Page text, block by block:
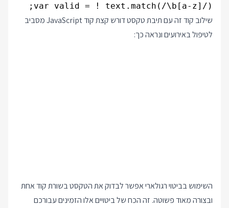
var valid = ! text.match(/\b[a-z]/);
שילוב קוד זה עם תיבת טקסט דורש קצת קוד JavaScript מסביב
לטיפול באירועים ונראה כך:
השימוש בביטוי רגולארי אפשר לבדוק את הטקסט בשורת קוד אחת
ובצורה מאוד פשוטה. זה הכח של ביטויים אלו הזמינים עבורכם